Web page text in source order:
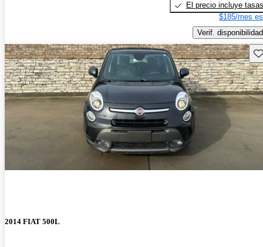
El precio incluye tasas
$185/mes
Verif. disponibilidad
2014 FIAT 500L